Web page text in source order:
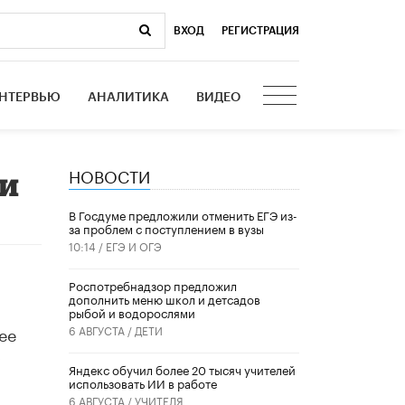
ВХОД РЕГИСТРАЦИЯ
АНАЛИТИКА ВИДЕО
НОВОСТИ
В Госдуме предложили отменить ЕГЭ из-
за проблем с поступлением в вузы
10:14 / ЕГЭ И ОГЭ
Роспотребнадзор предложил
дополнить меню школ и детсадов
рыбой и водорослями
6 АВГУСТА / ДЕТИ
​Яндекс обучил более 20 тысяч учителей
использовать ИИ в работе
6 АВГУСТА /УЧИТЕЛЯ